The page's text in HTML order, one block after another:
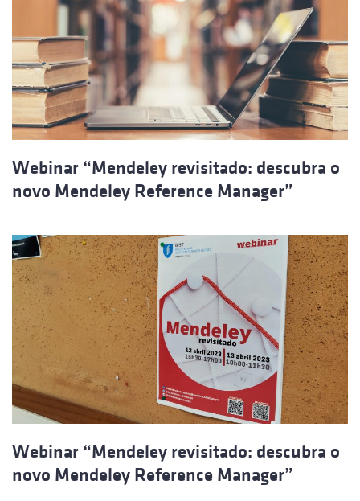
Webinar “Mendeley revisitado: descubra o
novo Mendeley Reference Manager”
Webinar “Mendeley revisitado: descubra o
novo Mendeley Reference Manager”